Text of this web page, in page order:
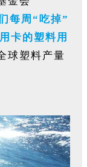
每周“吃掉”
卡的塑料用
球塑料产量